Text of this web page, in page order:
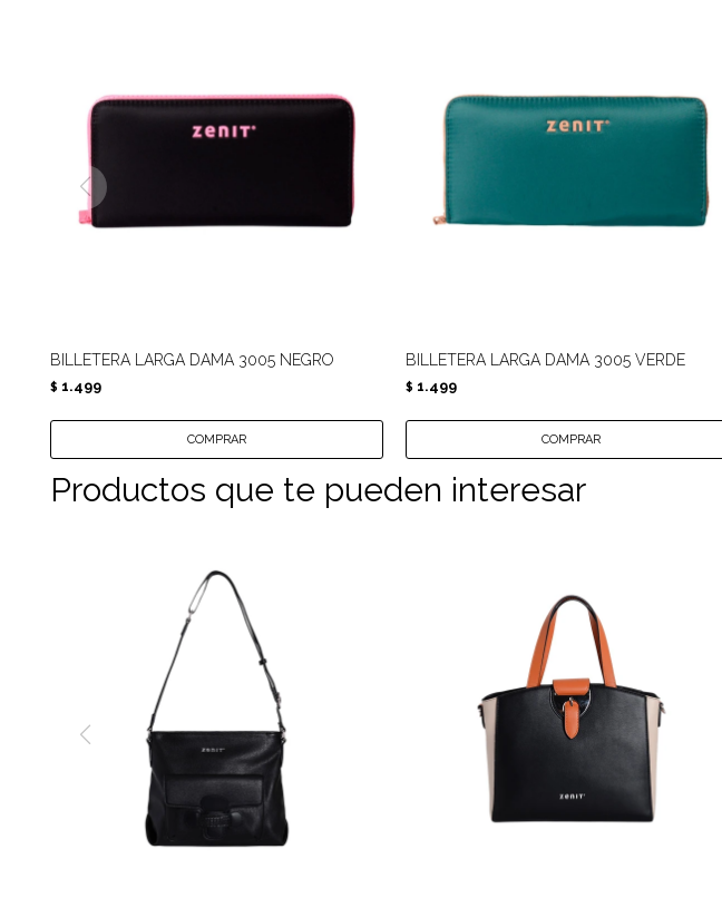
BILLETERA LARGA DAMA 3005 NEGRO
$ 1.499
BILLETERA LARGA DAMA 3005 VERDE
$ 1.499
Productos que te pueden interesar